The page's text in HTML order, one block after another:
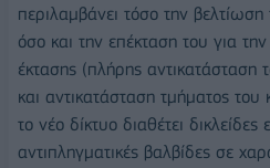
περιλαμβάνει τόσο την
όσο και την επέκταση του για
έκτασης (πλήρης
και αντικατάσταση τμήματος
το νέο δίκτυο διαθέτει
αντιπληγματικές βαλβίδες σε